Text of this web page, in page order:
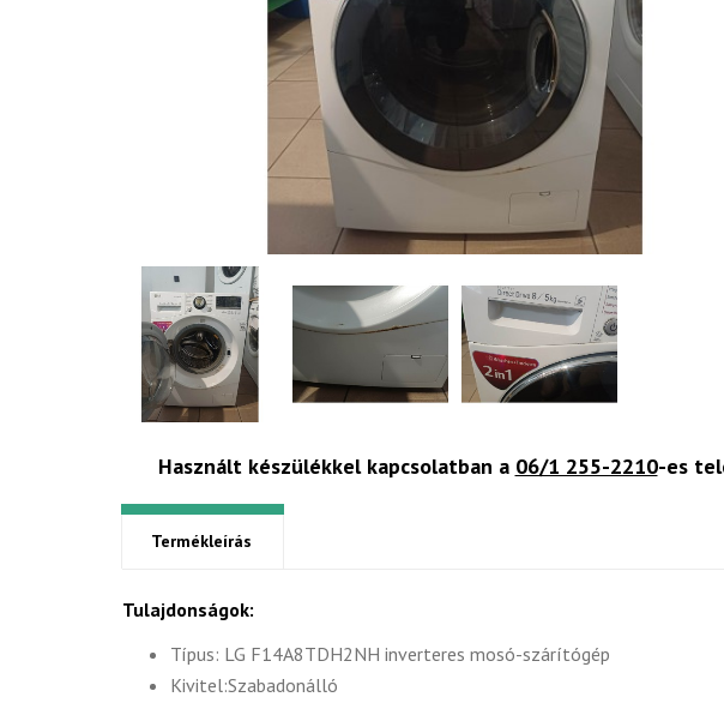
Használt készülékkel kapcsolatban a 06/1 255-2210-es
Termékleírás
Tulajdonságok:
Típus: LG F14A8TDH2NH inverteres mosó-szárítógép
Kivitel:Szabadonálló